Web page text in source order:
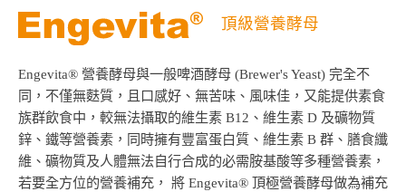
頂級營養酵母
Engevita® 營養酵母與一般啤酒酵母 (Brewer's Yeast) 完全不
同，不僅無麩質，且口感好、無苦味、風味佳，又能提供素食
族群飲食中，較無法攝取的維生素 B12、維生素 D 及礦物質
鋅、鐵等營養素，同時擁有豐富蛋白質、維生素 B 群、膳食纖
維、礦物質及人體無法自行合成的必需胺基酸等多種營養素，
若要全方位的營養補充， 將 Engevita® 頂極營養酵母做為補充